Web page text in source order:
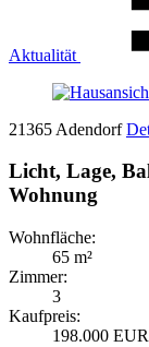
Aktualität
21365 Adendorf
Licht, Lage,
Wohnung
Wohnfläche:
65 m²
Zimmer:
3
Kaufpreis:
198.000 EUR